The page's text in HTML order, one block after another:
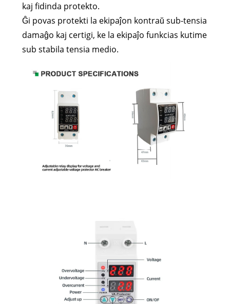
kaj fidinda protekto.
Ĝi povas protekti la ekipaĵon kontraŭ sub-tensia
damaĝo kaj certigi, ke la ekipaĵo funkcias kutime
sub stabila tensia medio.